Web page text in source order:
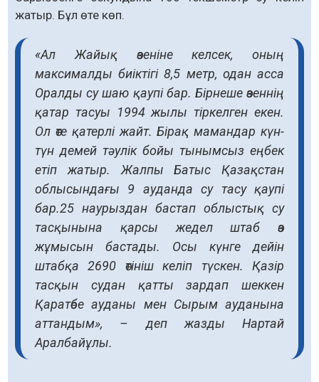
жатыр. Бұл өте көп.
«Ал Жайық өзеніне келсек, оның
максималды биіктігі 8,5 метр, одан асса
Оралды су шаю қаупі бар. Бірнеше өзеннің
қатар тасуы 1994 жылы тіркелген екен.
Ол өте қатерлі жайт. Бірақ мамандар күн-
түн демей тәулік бойы тынымсыз еңбек
етіп жатыр. Жалпы Батыс Қазақстан
облысындағы 9 ауданда су тасу қаупі
бар.25 наурыздан бастап облыстық су
тасқынына қарсы жедел штаб өз
жұмысын бастады. Осы күнге дейін
штабқа 2690 өтініш келіп түскен. Қазір
тасқын судан қатты зардап шеккен
Қаратөбе ауданы мен Сырым ауданына
аттандым», – деп жазды Нартай
Аралбайұлы.